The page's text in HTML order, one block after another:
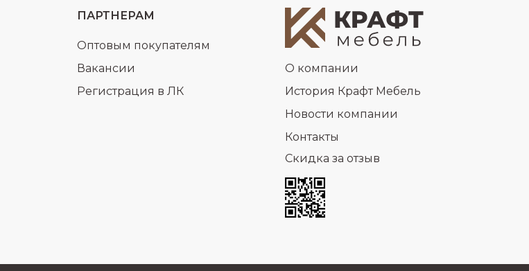
ПАРТНЕРАМ
Регистрация в ЛК
Оптовым покупателям
Вакансии
О компании
История Крафт Мебель
Новости компании
Контакты
Скидка за отзыв